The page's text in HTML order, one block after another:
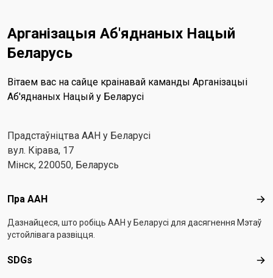
Арганізацыя Аб'яднаных Нацый
Беларусь
Вітаем вас на сайце краінавай каманды Арганізацыі
Аб'яднаных Нацый у Беларусі
Прадстаўніцтва ААН у Беларусі
вул. Кірава, 17
Мінск, 220050, Беларусь
Footer menu
Пра ААН
Дазнайцеся, што робіць ААН у Беларусі для дасягнення Мэтаў
устойлівага развіцця.
SDGs